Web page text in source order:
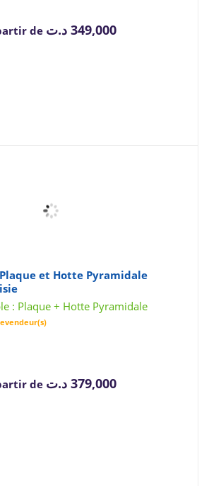
de 349,000 د.ت
Plaque et Hotte Pyramidale
: Plaque + Hotte Pyramidale
de 379,000 د.ت